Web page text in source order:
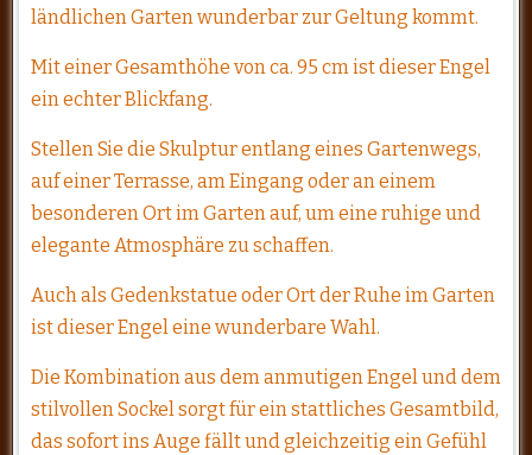
ländlichen Garten wunderbar zur Geltung kommt.
Mit einer Gesamthöhe von ca. 95 cm ist dieser Engel
ein echter Blickfang.
Stellen Sie die Skulptur entlang eines Gartenwegs,
auf einer Terrasse, am Eingang oder an einem
besonderen Ort im Garten auf, um eine ruhige und
elegante Atmosphäre zu schaffen.
Auch als Gedenkstatue oder Ort der Ruhe im Garten
ist dieser Engel eine wunderbare Wahl.
Die Kombination aus dem anmutigen Engel und dem
stilvollen Sockel sorgt für ein stattliches Gesamtbild,
das sofort ins Auge fällt und gleichzeitig ein Gefühl